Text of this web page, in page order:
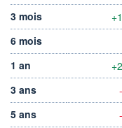
3 mois
6 mois
1 an
3 ans
5 ans